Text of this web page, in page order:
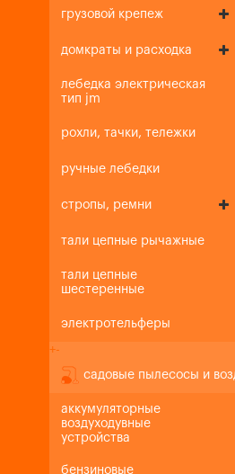
грузовой крепеж
домкраты и расходка
лебедка электрическая
тип jm
рохли, тачки, тележки
ручные лебедки
стропы, ремни
тали цепные рычажные
тали цепные
шестеренные
электротельферы
+-
садовые пылесосы и
аккумуляторные
воздуходувные
устройства
бензиновые